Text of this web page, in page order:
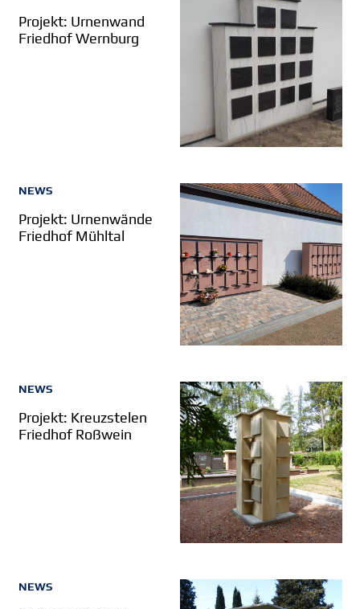
Projekt: Urnenwand
Friedhof Wernburg
NEWS
Projekt: Urnenwände
Friedhof Mühltal
NEWS
Projekt: Kreuzstelen
Friedhof Roßwein
NEWS